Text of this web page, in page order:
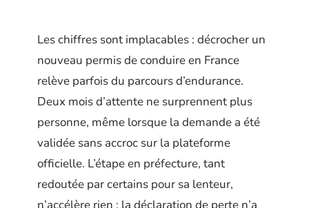
Les chiffres sont implacables : décrocher un
nouveau permis de conduire en France
relève parfois du parcours d’endurance.
Deux mois d’attente ne surprennent plus
personne, même lorsque la demande a été
validée sans accroc sur la plateforme
officielle. L’étape en préfecture, tant
redoutée par certains pour sa lenteur,